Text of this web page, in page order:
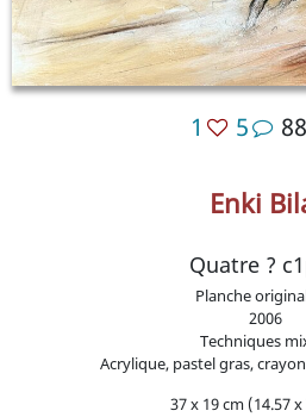
1 5
Enki
Quatre ?
Planche
2006
Techniques
Acrylique, pastel gras,
37 x 19 cm (14.57